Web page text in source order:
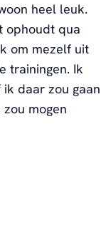
heel leuk.
ophoudt qua
om mezelf uit
trainingen. Ik
daar zou gaan
mogen